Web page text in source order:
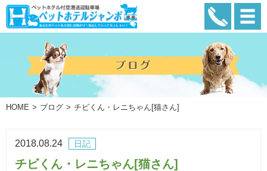
HOME ブログ チビくん・レニちゃん[猫さん]
日記
2018.08.24
チビくん・レニちゃん[猫さん]